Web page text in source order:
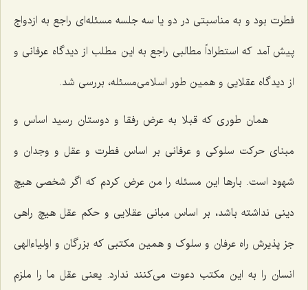
فطرت بود و به مناسبتی در دو یا سه جلسه مسئله‌ای راجع به ازدواج
پیش آمد که استطراداً مطالبی راجع به این مطلب از دیدگاه عرفانی و
از دیدگاه عقلایی و همین طور اسلامی‌مسئله، بررسی شد.
همان طوری که قبلا به عرض رفقا و دوستان رسید اساس و
مبنای حرکت سلوکی و عرفانی بر اساس فطرت و عقل و وجدان و
شهود است. بارها این مسئله را من عرض کردم که اگر شخصی هیچ
دینی نداشته باشد، بر اساس مبانی عقلایی و حکم عقل هیچ راهی
جز پذیرش راه عرفان و سلوک و همین مکتبی که بزرگان و اولیاءالهی
انسان را به این مکتب دعوت می‌کنند ندارد. یعنی عقل ما را ملزم